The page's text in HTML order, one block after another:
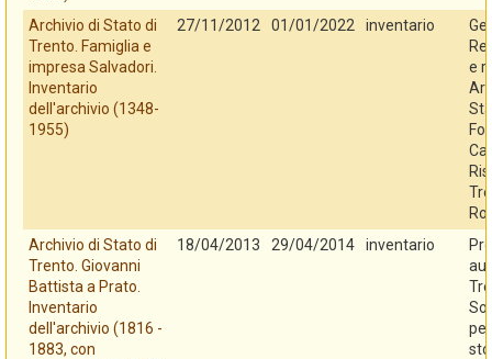
Archivio di Stato di
Trento. Famiglia e
impresa Salvadori.
Inventario
dell'archivio (1348-
1955)
27/11/2012 01/01/2022 inventario
e
Archivio di Stato di
Trento. Giovanni
Battista a Prato.
Inventario
dell'archivio (1816 -
1883, con
18/04/2013 29/04/2014 inventario